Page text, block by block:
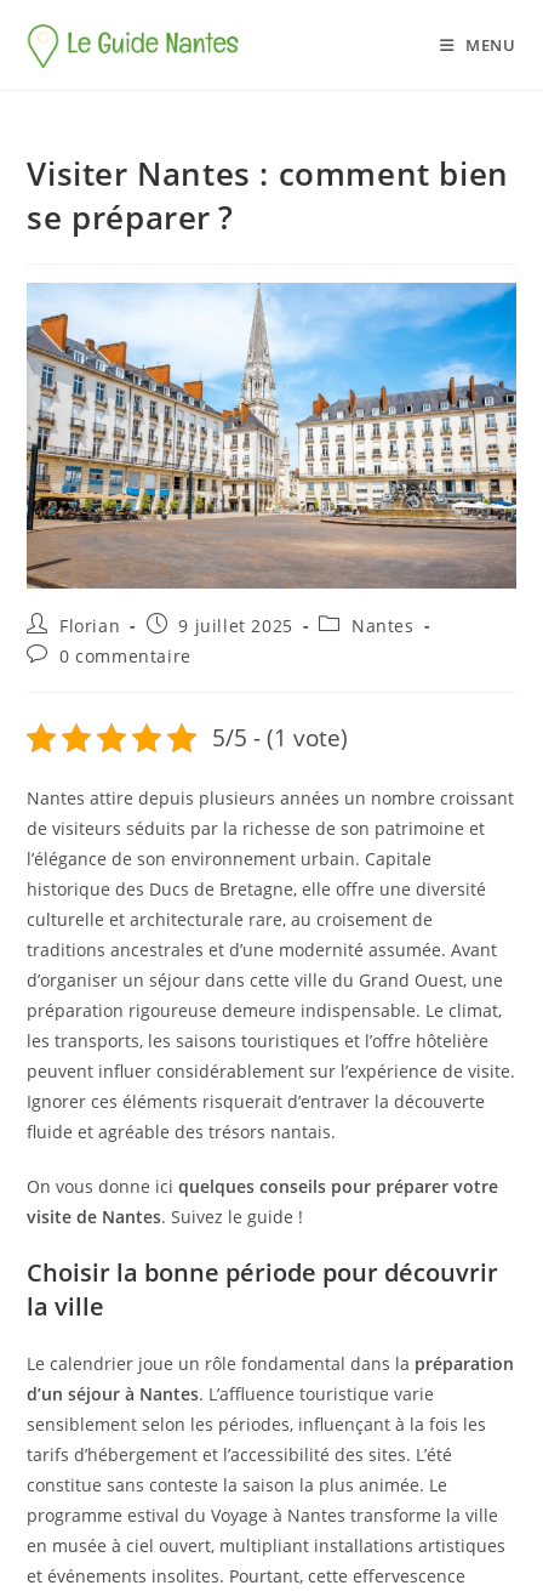
MENU
Visiter Nantes : comment bien
se préparer ?
Florian 9 juillet 2025
Nantes
0 commentaire
5/5 - (1 vote)
Nantes attire depuis plusieurs années un nombre croissant
de visiteurs séduits par la richesse de son patrimoine et
l’élégance de son environnement urbain. Capitale
historique des Ducs de Bretagne, elle offre une diversité
culturelle et architecturale rare, au croisement de
traditions ancestrales et d’une modernité assumée. Avant
d’organiser un séjour dans cette ville du Grand Ouest, une
préparation rigoureuse demeure indispensable. Le climat,
les transports, les saisons touristiques et l’offre hôtelière
peuvent influer considérablement sur l’expérience de visite.
Ignorer ces éléments risquerait d’entraver la découverte
fluide et agréable des trésors nantais.
On vous donne iciquelques conseils pour préparer votre
visite de Nantes. Suivez le guide !
Choisir la bonne période pour découvrir
la ville
Le calendrier joue un rôle fondamental dans la préparation
d’un séjour à Nantes. L’affluence touristique varie
sensiblement selon les périodes, influençant à la fois les
tarifs d’hébergement et l’accessibilité des sites. L’été
constitue sans conteste la saison la plus animée. Le
programme estival du Voyage à Nantes transforme la ville
en musée à ciel ouvert, multipliant installations artistiques
et événements insolites. Pourtant, cette effervescence